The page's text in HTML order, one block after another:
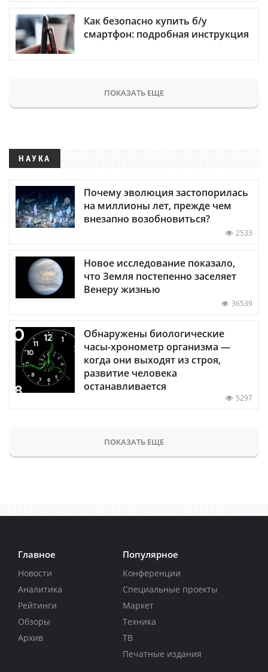
Как безопасно купить б/у
смартфон: подробная инструкция
ПОКАЗАТЬ ЕЩЕ
НАУКА
Почему эволюция застопорилась
на миллионы лет, прежде чем
внезапно возобновиться?
2533
Новое исследование показало,
что Земля постепенно заселяет
Венеру жизнью
36539
Обнаружены биологические
часы-хронометр организма —
когда они выходят из строя,
развитие человека
останавливается
5297
ПОКАЗАТЬ ЕЩЕ
Главное
Новости
Аналитика
Рейтинги
Обзоры
Архив
Популярное
Конференции
Специальные проекты
Маркет
Техника
ТВ
Печатные издания